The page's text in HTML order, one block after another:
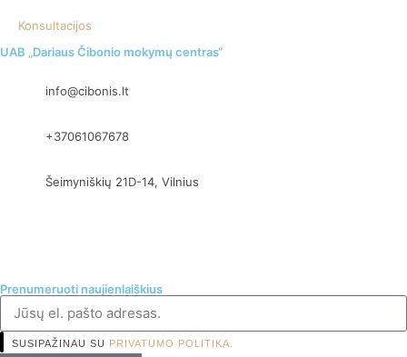
Konsultacijos
UAB „Dariaus Čibonio mokymų centras“
info@cibonis.lt
+37061067678
Šeimyniškių 21D-14, Vilnius
Prenumeruoti naujienlaiškius
SUSIPAŽINAU SU PRIVATUMO POLITIKA.